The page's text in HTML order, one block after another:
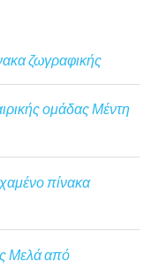
ζωγραφικής
ομάδας Μέντη
πίνακα
Μελά από